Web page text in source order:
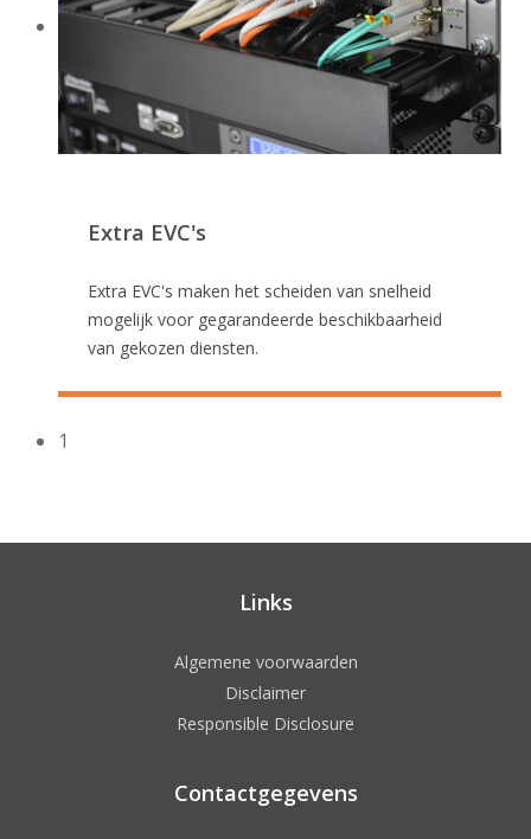
Extra EVC's
Extra EVC's maken het scheiden van snelheid
mogelijk voor gegarandeerde beschikbaarheid
van gekozen diensten.
1
Links
Algemene voorwaarden
Disclaimer
Responsible Disclosure
Contactgegevens